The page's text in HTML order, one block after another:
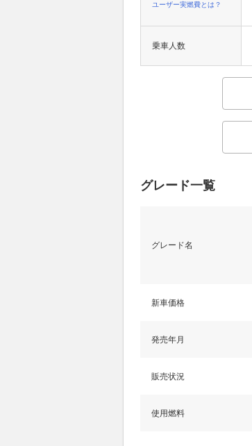
ユーザー実燃費とは？
乗車人数
グレード一覧
グレード名
新車価格
発売年月
販売状況
使用燃料